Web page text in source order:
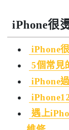
iPhone很
iPhone
5個常見
iPhone
遇上